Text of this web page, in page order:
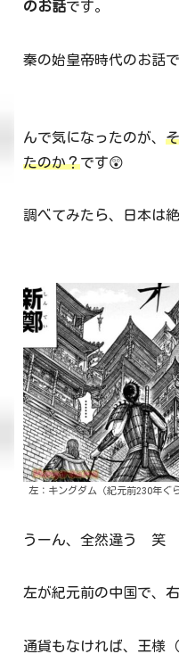
のお話です。
秦の始皇帝時代のお話で
んで気になったのが、
たのか？です😲
調べてみたら、日本は
左：キングダム（紀元前230年
うーん、全然違う 笑
左が紀元前の中国で、
通貨もなければ、王様